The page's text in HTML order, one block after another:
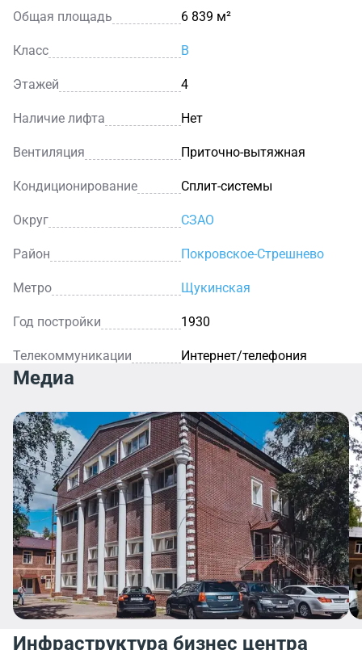
Общая площадь 6 839 м²
Класс B
Этажей 4
Наличие лифта Нет
Вентиляция Приточно-вытяжная
Кондиционирование Сплит-системы
Округ СЗАО
Район Покровское-Стрешнево
Метро Щукинская
Год постройки 1930
Телекоммуникации Интернет/телефония
Медиа
Инфраструктура бизнес центра